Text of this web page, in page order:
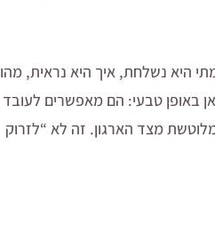
היא נשלחת, איך היא נראית, מהו
באופן טבעי: הם מאפשרים לעובד
מצד הארגון. זה לא “לזרוק